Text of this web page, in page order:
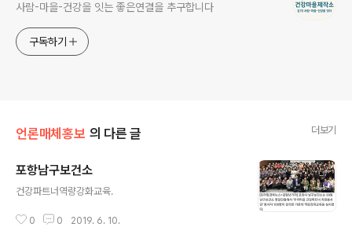
사람-마을-건강을 잇는 좋은연결을 추구합니다
구독하기
언론매체홍보 의 다른 글 더보기
포항남구보건소
건강파트너역량강화교육.
0 0 2019. 6. 10.